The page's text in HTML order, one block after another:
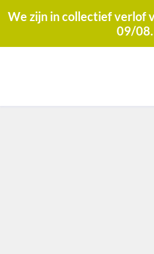
We zijn in collectief verlof
09/08.